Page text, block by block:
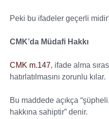
Peki bu ifadeler geçerli
CMK’da Müdafi Hakkı
CMK m.147, ifade alma
hatırlatılmasını zorunlu kılar.
Bu maddede açıkça
hakkına sahiptir” denir.